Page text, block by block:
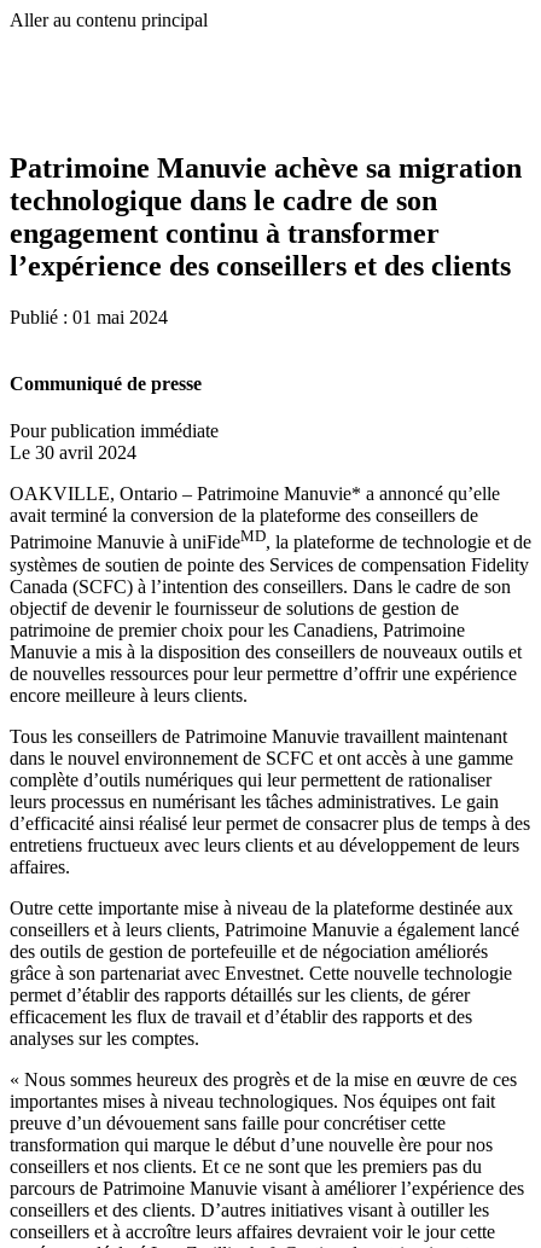
Aller au contenu principal
Patrimoine Manuvie achève sa migration
technologique dans le cadre de son
engagement continu à transformer
l’expérience des conseillers et des clients
Publié : 01 mai 2024
Communiqué de presse
Pour publication immédiate
Le 30 avril 2024
OAKVILLE, Ontario – Patrimoine Manuvie* a annoncé qu’elle
avait terminé la conversion de la plateforme des conseillers de
Patrimoine Manuvie à uniFideMD, la plateforme de technologie et de
systèmes de soutien de pointe des Services de compensation Fidelity
Canada (SCFC) à l’intention des conseillers. Dans le cadre de son
objectif de devenir le fournisseur de solutions de gestion de
patrimoine de premier choix pour les Canadiens, Patrimoine
Manuvie a mis à la disposition des conseillers de nouveaux outils et
de nouvelles ressources pour leur permettre d’offrir une expérience
encore meilleure à leurs clients.
Tous les conseillers de Patrimoine Manuvie travaillent maintenant
dans le nouvel environnement de SCFC et ont accès à une gamme
complète d’outils numériques qui leur permettent de rationaliser
leurs processus en numérisant les tâches administratives. Le gain
d’efficacité ainsi réalisé leur permet de consacrer plus de temps à des
entretiens fructueux avec leurs clients et au développement de leurs
affaires.
Outre cette importante mise à niveau de la plateforme destinée aux
conseillers et à leurs clients, Patrimoine Manuvie a également lancé
des outils de gestion de portefeuille et de négociation améliorés
grâce à son partenariat avec Envestnet. Cette nouvelle technologie
permet d’établir des rapports détaillés sur les clients, de gérer
efficacement les flux de travail et d’établir des rapports et des
analyses sur les comptes.
« Nous sommes heureux des progrès et de la mise en œuvre de ces
importantes mises à niveau technologiques. Nos équipes ont fait
preuve d’un dévouement sans faille pour concrétiser cette
transformation qui marque le début d’une nouvelle ère pour nos
conseillers et nos clients. Et ce ne sont que les premiers pas du
parcours de Patrimoine Manuvie visant à améliorer l’expérience des
conseillers et des clients. D’autres initiatives visant à outiller les
conseillers et à accroître leurs affaires devraient voir le jour cette